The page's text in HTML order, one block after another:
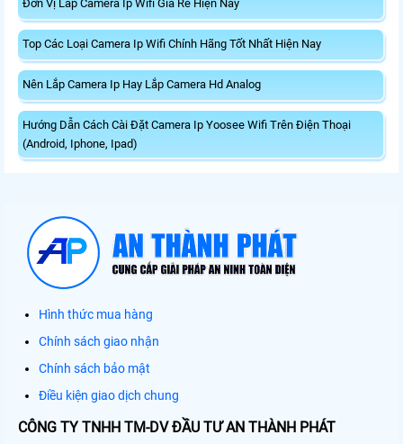
Đơn Vị Lắp Camera Ip Wifi Giá Rẻ Hiện Nay
Top Các Loại Camera Ip Wifi Chính Hãng Tốt Nhất Hiện Nay
Nên Lắp Camera Ip Hay Lắp Camera Hd Analog
Hướng Dẫn Cách Cài Đặt Camera Ip Yoosee Wifi Trên Điện Thoại
(Android, Iphone, Ipad)
Hình thức mua hàng
Chính sách giao nhận
Chính sách bảo mật
Điều kiện giao dịch chung
CÔNG TY TNHH TM-DV ĐẦU TƯ AN THÀNH PHÁT